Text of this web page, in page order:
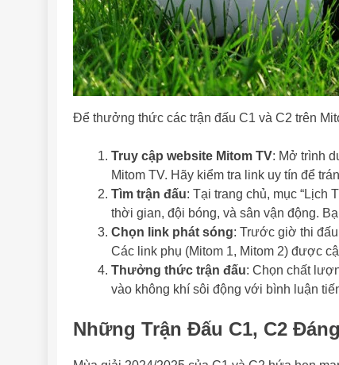
Để thưởng thức các trận đấu C1 và C2 trên
Truy cập website Mitom TV: Mở trình
Mitom TV. Hãy kiểm tra link uy tín để
Tìm trận đấu: Tại trang chủ, mục “Lịch
thời gian, đội bóng, và sân vận động.
Chọn link phát sóng: Trước giờ thi
Các link phụ (Mitom 1, Mitom 2) được
Thưởng thức trận đấu: Chọn chất
vào không khí sôi động với bình luận
Những Trận Đấu C1, C2